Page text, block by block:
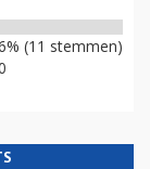
(11 stemmen)